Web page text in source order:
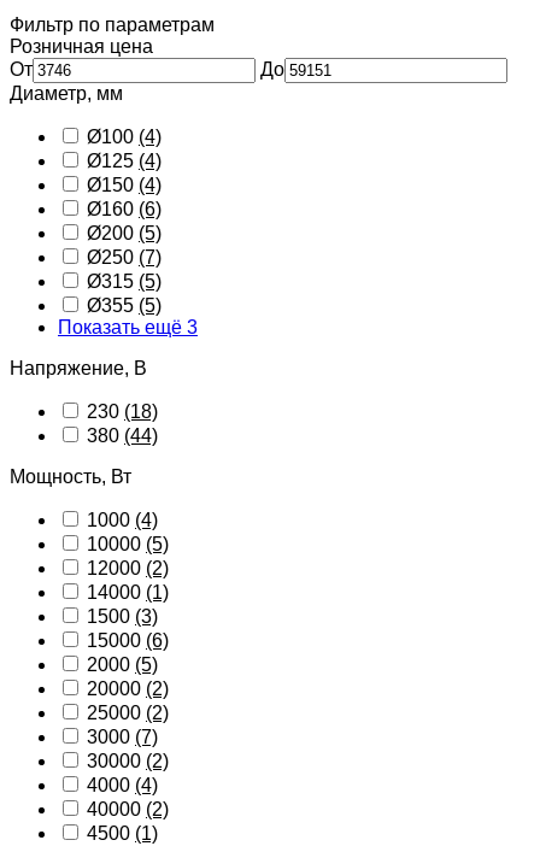
Фильтр по параметрам
Розничная цена
От
До
Диаметр, мм
Ø100 (4)
Ø125 (4)
Ø150 (4)
Ø160 (6)
Ø200 (5)
Ø250 (7)
Ø315 (5)
Ø355 (5)
Показать ещё 3
Напряжение, В
230 (18)
380 (44)
Мощность, Вт
1000 (4)
10000 (5)
12000 (2)
14000 (1)
1500 (3)
15000 (6)
2000 (5)
20000 (2)
25000 (2)
3000 (7)
30000 (2)
4000 (4)
40000 (2)
4500 (1)